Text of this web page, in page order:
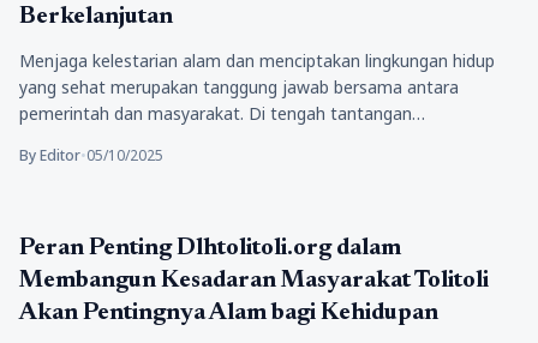
Berkelanjutan
Menjaga kelestarian alam dan menciptakan lingkungan hidup
yang sehat merupakan tanggung jawab bersama antara
pemerintah dan masyarakat. Di tengah tantangan…
By Editor•05/10/2025
Kesehatan
Peran Penting Dlhtolitoli.org dalam
Membangun Kesadaran Masyarakat Tolitoli
Akan Pentingnya Alam bagi Kehidupan